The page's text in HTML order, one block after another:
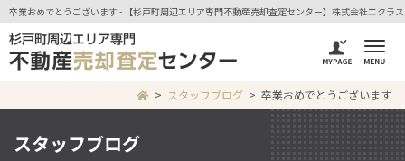
卒業おめでとうございます - 【杉戸町周辺エリア専門不動産売却査定センター】株式会社エクラ
スタッフブログ 卒業おめでとうございます
スタッフブログ